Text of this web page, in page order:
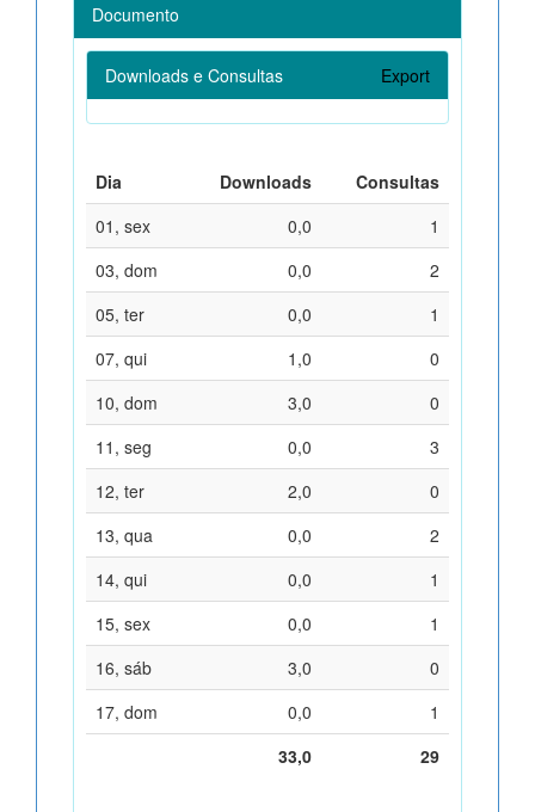
Documento
Downloads e Consultas Export
Dia Downloads
Consultas
01, sex
0,0
1
03, dom
0,0
2
05, ter
0,0
1
07, qui
1,0
0
10, dom
3,0
0
11, seg
0,0
3
12, ter
2,0
0
13, qua
0,0
2
14, qui
0,0
1
15, sex
0,0
1
16, sáb
3,0
0
17, dom
0,0
1
33,0
29